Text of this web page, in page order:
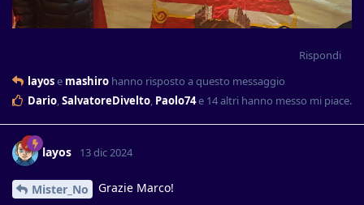
Rispondi
layose mashiro hanno risposto a questo messaggio
Dario,SalvatoreDivelto, Paolo74e 14altri hanno messo mi piace.
layos 13 dic 2024
Mister_No Grazie Marco!